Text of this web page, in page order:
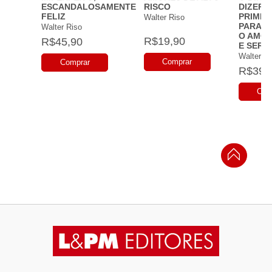
ESCANDALOSAMENTE
FELIZ
Walter Riso
R$45,90
Comprar
RISCO
Walter Riso
R$19,90
Comprar
DIZER
PARA
O
E SER
Walter